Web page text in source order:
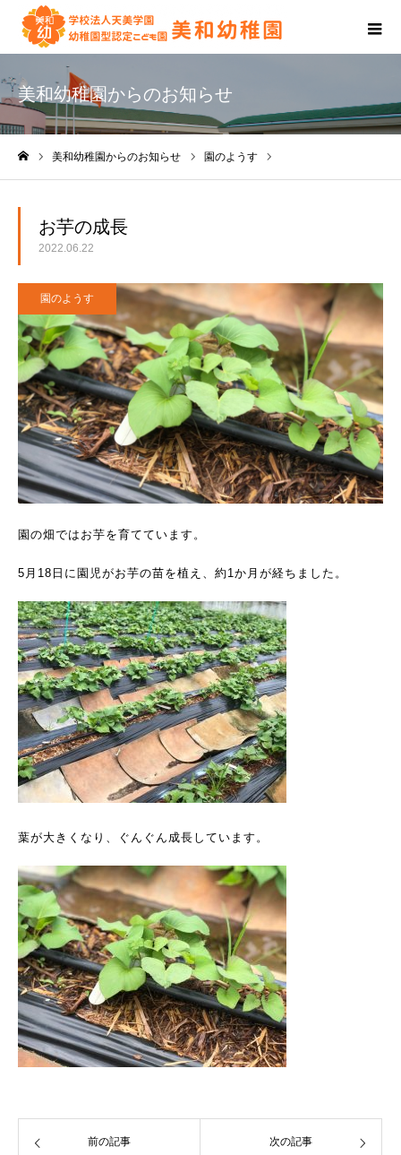
美和幼稚園からのお知らせ
美和幼稚園からのお知らせ 園のようす
お芋の成長
2022.06.22
園のようす
園の畑ではお芋を育てています。
5月18日に園児がお芋の苗を植え、約1か月が経ちました。
葉が大きくなり、ぐんぐん成長しています。
前の記事 次の記事